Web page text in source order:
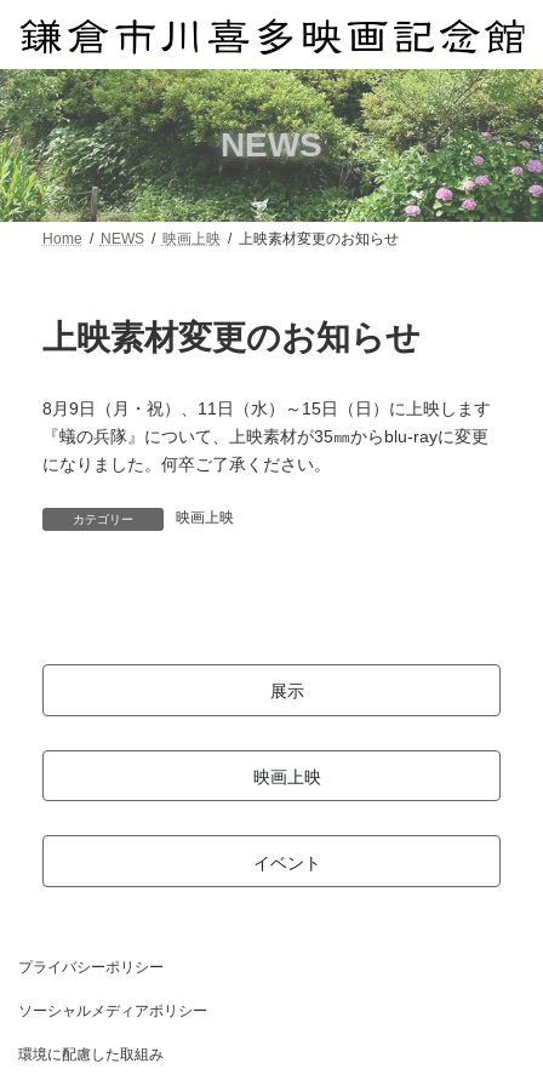
ン
ツ
へ
ス
キ
ッ
プ
ー
シ
ョ
ン
に
移
動
NEWS
Home NEWS 映画上映 上映素材変更のお知らせ
上映素材変更のお知らせ
8月9日（月・祝）、11日（水）～15日（日）に上映します
『蟻の兵隊』について、上映素材が35㎜からblu-rayに変更
になりました。何卒ご了承ください。
カテゴリー 映画上映
展示
映画上映
イベント
プライバシーポリシー
ソーシャルメディアポリシー
環境に配慮した取組み